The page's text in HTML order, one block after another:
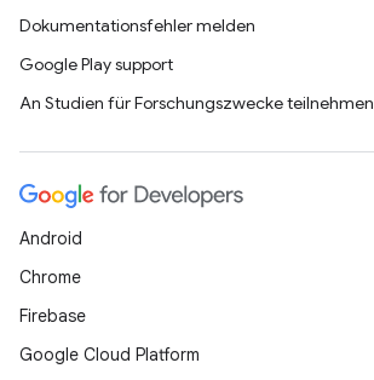
Dokumentationsfehler melden
Google Play support
An Studien für Forschungszwecke teilnehmen
Android
Chrome
Firebase
Google Cloud Platform